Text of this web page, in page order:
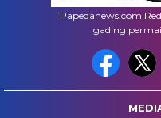
Papedanews.com
gading permai